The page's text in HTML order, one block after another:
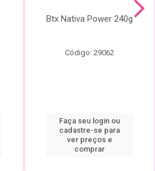
Btx Nativa Power 240g
Código: 29062
Faça seu login ou
cadastre-se para
ver preços e
comprar